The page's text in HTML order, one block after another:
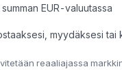
EUR-valuutassa
myydäksesi
reaaliajassa